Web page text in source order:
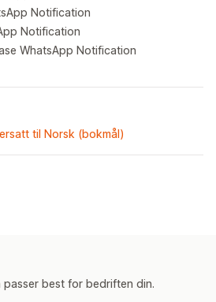
Notification
Notification
WhatsApp Notification
til Norsk (bokmål)
passer best for bedriften din.